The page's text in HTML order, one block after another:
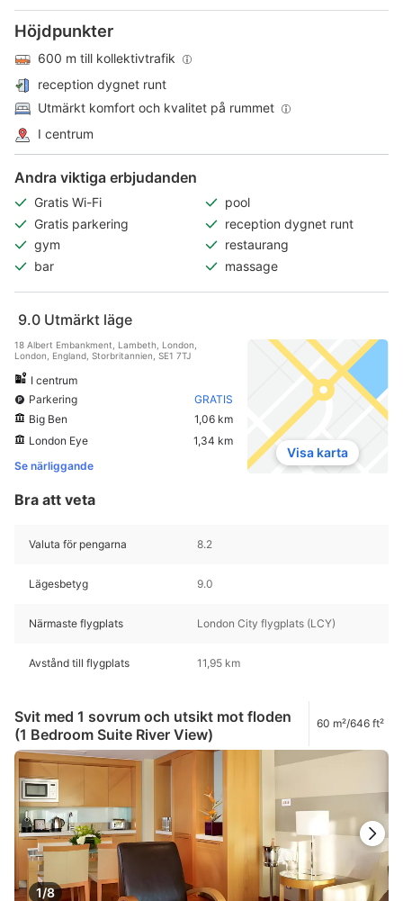
Höjdpunkter
600 m till kollektivtrafik
reception dygnet runt
Utmärkt komfort och kvalitet på rummet
I centrum
Andra viktiga erbjudanden
Gratis Wi-Fi
pool
Gratis parkering
reception dygnet runt
gym
restaurang
bar
massage
9.0 Utmärkt läge
18 Albert Embankment, Lambeth, London,
London, England, Storbritannien, SE1 7TJ
I centrum
Parkering
GRATIS
Big Ben
1,06 km
London Eye
1,34 km
Se närliggande
Visa karta
Bra att veta
Valuta för pengarna 8.2
Lägesbetyg 9.0
Närmaste flygplats London City flygplats (LCY)
Avstånd till flygplats 11,95 km
Svit med 1 sovrum och utsikt mot floden
(1 Bedroom Suite River View)
60 m²/646 ft²
1/8